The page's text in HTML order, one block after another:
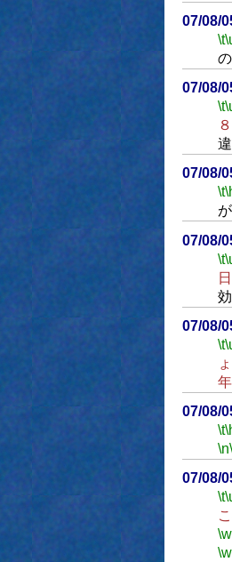
07/08/
\t
07/08/
\t
07/08/
\t
07/08/
\t
07/08/
\t
07/08/
\t
\n
07/08/
\t